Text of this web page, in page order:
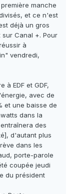
manche
et ce n'est
déjà un gros
Canal +. Pour
à
vendredi,
à EDF et GDF,
avec de
et une baisse de
dans la
des
d'autant plus
dans les
porte-parole
coupée jeudi
du président